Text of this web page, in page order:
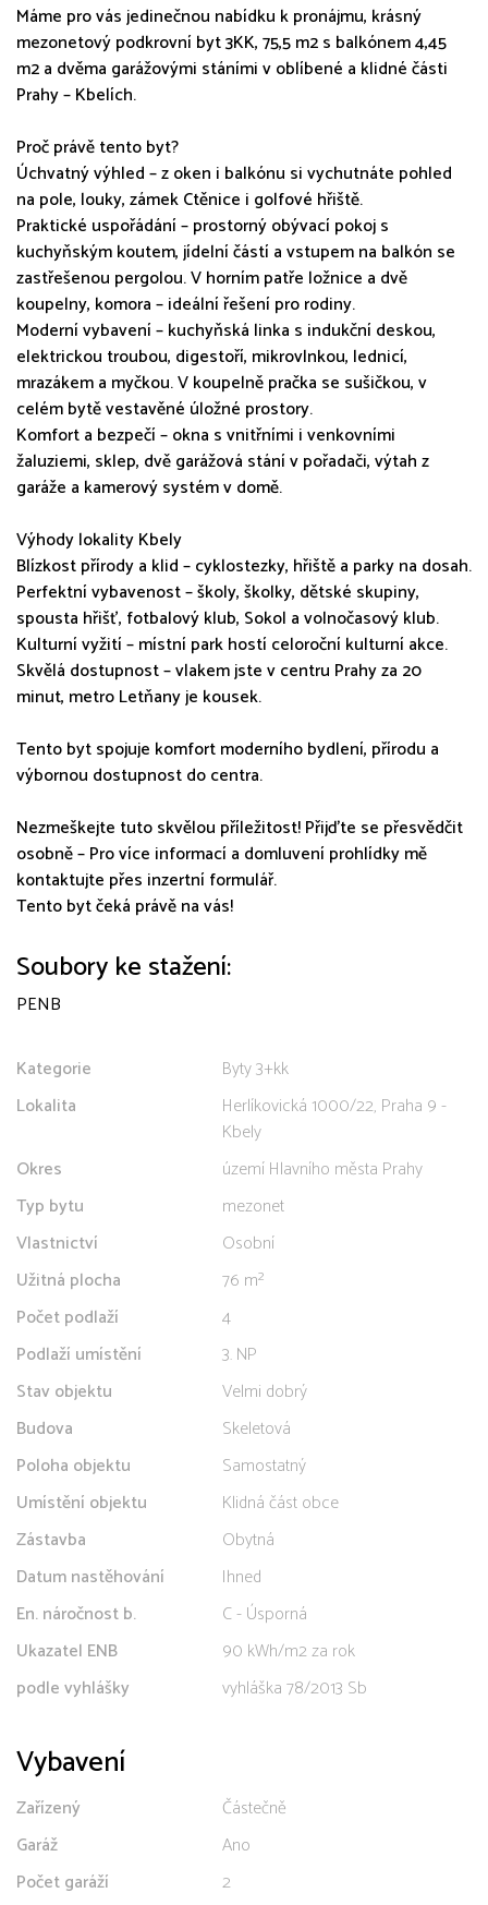
Máme pro vás jedinečnou nabídku k pronájmu, krásný
mezonetový podkrovní byt 3KK, 75,5 m2 s balkónem 4,45
m2 a dvěma garážovými stáními v oblíbené a klidné části
Prahy – Kbelích.
Proč právě tento byt?
Úchvatný výhled – z oken i balkónu si vychutnáte pohled
na pole, louky, zámek Ctěnice i golfové hřiště.
Praktické uspořádání – prostorný obývací pokoj s
kuchyňským koutem, jídelní částí a vstupem na balkón se
zastřešenou pergolou. V horním patře ložnice a dvě
koupelny, komora – ideální řešení pro rodiny.
Moderní vybavení – kuchyňská linka s indukční deskou,
elektrickou troubou, digestoří, mikrovlnkou, lednicí,
mrazákem a myčkou. V koupelně pračka se sušičkou, v
celém bytě vestavěné úložné prostory.
Komfort a bezpečí – okna s vnitřními i venkovními
žaluziemi, sklep, dvě garážová stání v pořadači, výtah z
garáže a kamerový systém v domě.
Výhody lokality Kbely
Blízkost přírody a klid – cyklostezky, hřiště a parky na dosah.
Perfektní vybavenost – školy, školky, dětské skupiny,
spousta hřišť, fotbalový klub, Sokol a volnočasový klub.
Kulturní vyžití – místní park hostí celoroční kulturní akce.
Skvělá dostupnost – vlakem jste v centru Prahy za 20
minut, metro Letňany je kousek.
Tento byt spojuje komfort moderního bydlení, přírodu a
výbornou dostupnost do centra.
Nezmeškejte tuto skvělou příležitost! Přijďte se přesvědčit
osobně – Pro více informací a domluvení prohlídky mě
kontaktujte přes inzertní formulář.
Tento byt čeká právě na vás!
Soubory ke stažení:
PENB
Kategorie
Byty 3+kk
Lokalita
Herlíkovická 1000/22, Praha 9 -
Kbely
Okres
území Hlavního města Prahy
Typ bytu
mezonet
Vlastnictví
Osobní
Užitná plocha
76 m²
Počet podlaží
4
Podlaží umístění
3. NP
Stav objektu
Velmi dobrý
Budova
Skeletová
Poloha objektu
Samostatný
Umístění objektu
Klidná část obce
Zástavba
Obytná
Datum nastěhování
Ihned
En. náročnost b.
C - Úsporná
Ukazatel ENB
90 kWh/m2 za rok
podle vyhlášky
vyhláška 78/2013 Sb
Vybavení
Zařízený
Částečně
Garáž
Ano
Počet garáží
2